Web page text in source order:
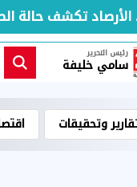
تكشف حالة
رئيس التحرير
سامي خليفة
وتحقيقات